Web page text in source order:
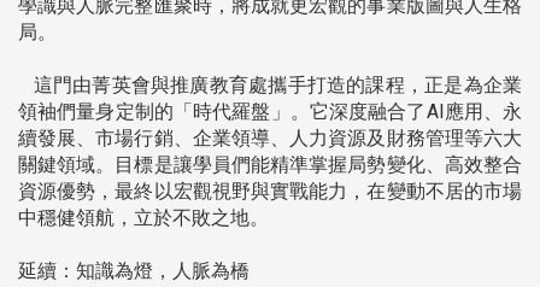
學識與人脈完整匯聚時，將成就更宏觀的事業版圖與人生格
局。
這門由菁英會與推廣教育處攜手打造的課程，正是為企業
領袖們量身定制的「時代羅盤」。它深度融合了AI應用、永
續發展、市場行銷、企業領導、人力資源及財務管理等六大
關鍵領域。目標是讓學員們能精準掌握局勢變化、高效整合
資源優勢，最終以宏觀視野與實戰能力，在變動不居的市場
中穩健領航，立於不敗之地。
延續：知識為燈，人脈為橋